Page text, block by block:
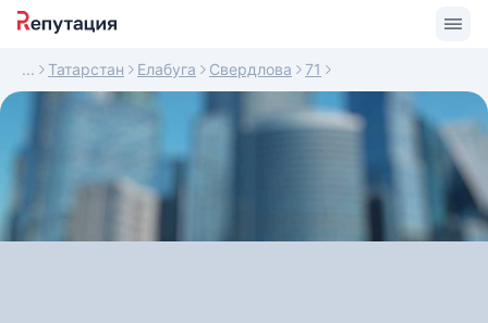
Татарстан Елабуга Свердлова 71